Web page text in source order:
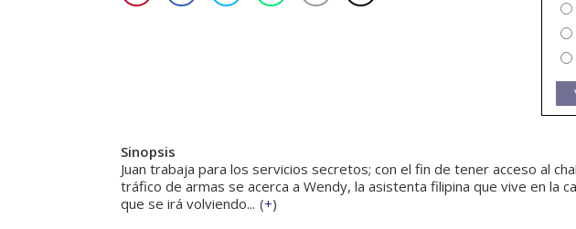
Sinopsis
Juan trabaja para los servicios secretos; con el fin de tener acceso al
tráfico de armas se acerca a Wendy, la asistenta filipina que vive en la
que se irá volviendo... (+)